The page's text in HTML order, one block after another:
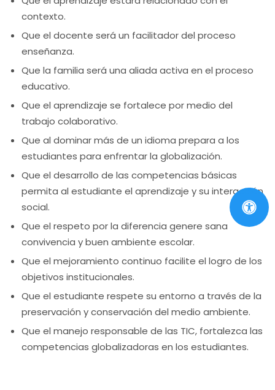
contexto.
Que el docente será un facilitador del proceso
enseñanza.
Que la familia será una aliada activa en el proceso
educativo.
Que el aprendizaje se fortalece por medio del
trabajo colaborativo.
Que al dominar más de un idioma prepara a los
estudiantes para enfrentar la globalización.
Que el desarrollo de las competencias básicas
permita al estudiante el aprendizaje y su interacción
social.
Que el respeto por la diferencia genere sana
convivencia y buen ambiente escolar.
Que el mejoramiento continuo facilite el logro de los
objetivos institucionales.
Que el estudiante respete su entorno a través de la
preservación y conservación del medio ambiente.
Que el manejo responsable de las TIC, fortalezca las
competencias globalizadoras en los estudiantes.